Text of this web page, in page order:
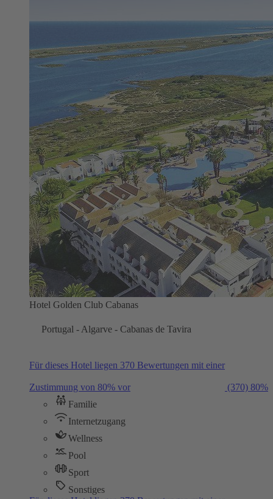
Hotel Golden Club Cabanas
Portugal - Algarve - Cabanas de Tavira
Für dieses Hotel liegen 370 Bewertungen mit einer
Zustimmung von 80% vor (370) 80%
Familie
Internetzugang
Wellness
Pool
Sport
Sonstiges